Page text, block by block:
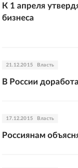
К 1 апреля
бизнеса
21.12.2015 Власть
В России
17.12.2015 Власть
Россиянам